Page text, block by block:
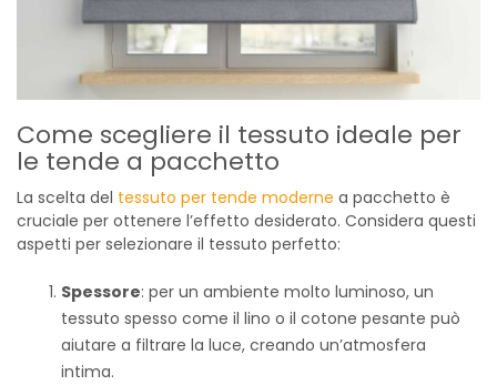
Come scegliere il tessuto ideale per
le tende a pacchetto
La scelta del tessuto per tende moderne a pacchetto è
cruciale per ottenere l’effetto desiderato. Considera questi
aspetti per selezionare il tessuto perfetto:
Spessore: per un ambiente molto luminoso, un
tessuto spesso come il lino o il cotone pesante può
aiutare a filtrare la luce, creando un’atmosfera
intima.